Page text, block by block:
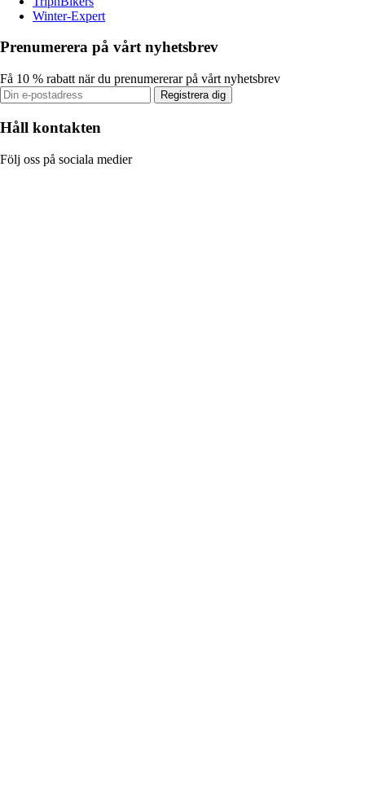
Winter-Expert
Prenumerera på vårt nyhetsbrev
Få 10 % rabatt när du prenumererar på vårt nyhetsbrev
Registrera dig
Håll kontakten
Följ oss på sociala medier